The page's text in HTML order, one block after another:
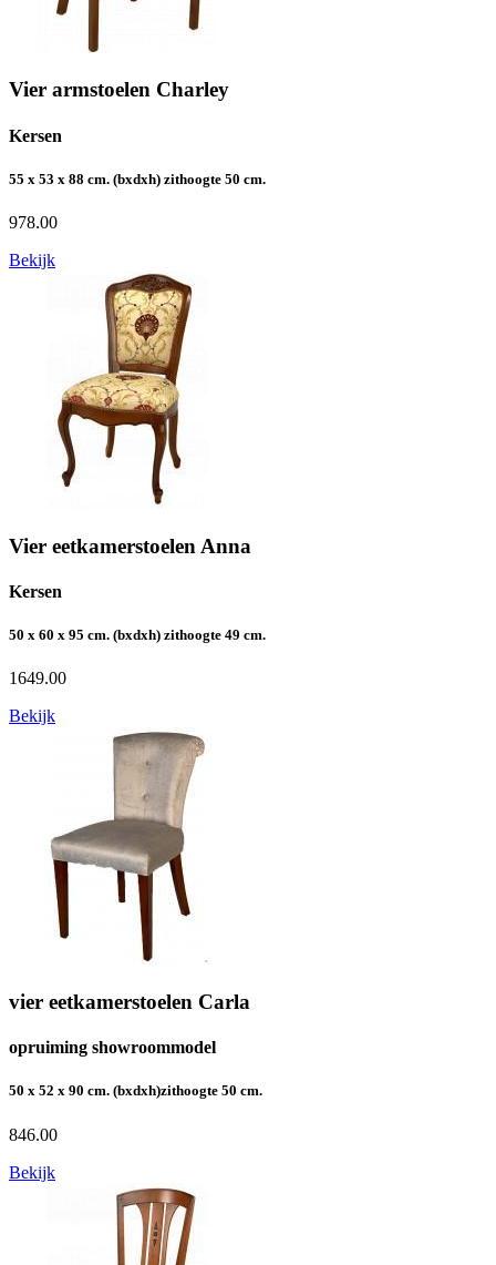
Vier armstoelen Charley
Kersen
55 x 53 x 88 cm. (bxdxh) zithoogte 50 cm.
978.00
Bekijk
Vier eetkamerstoelen Anna
Kersen
50 x 60 x 95 cm. (bxdxh) zithoogte 49 cm.
1649.00
Bekijk
vier eetkamerstoelen Carla
opruiming showroommodel
50 x 52 x 90 cm. (bxdxh)zithoogte 50 cm.
846.00
Bekijk